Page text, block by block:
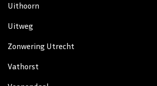
Uithoorn
Uitweg
Zonwering Utrecht
Vathorst